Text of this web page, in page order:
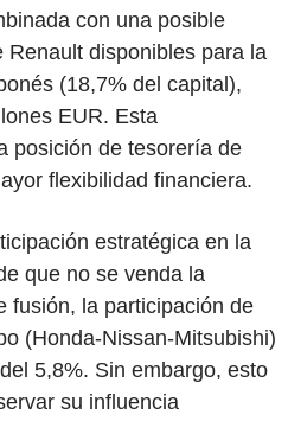
con una posible
disponibles para la
(18,7% del capital),
EUR. Esta
posición de tesorería de
flexibilidad financiera.
estratégica en la
que no se venda la
fusión, la participación de
(Honda-Nissan-Mitsubishi)
5,8%. Sin embargo, esto
su influencia